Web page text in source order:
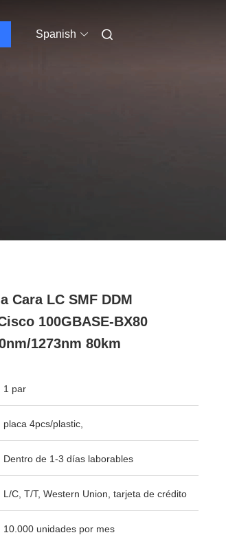
Spanish
Cara LC SMF DDM
100GBASE-BX80
1273nm 80km
1 par
placa 4pcs/plastic,
Dentro de 1-3 días laborables
L/C, T/T, Western Union, tarjeta de crédito
10.000 unidades por mes